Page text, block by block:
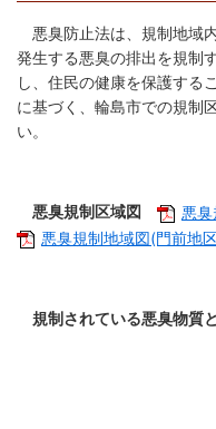
悪臭防止法は、規制地域
発生する悪臭の排出を規制
し、住民の健康を保護する
に基づく、輪島市での規制
い。
悪臭規制区域図
悪
悪臭規制地域図(門前地
規制されている悪臭物質